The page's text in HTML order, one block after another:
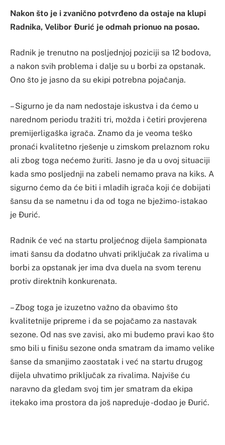
Nakon što je i zvanično potvrđeno da ostaje na klupi
Radnika, Velibor Đurić je odmah prionuo na posao.
Radnik je trenutno na posljednjoj poziciji sa 12 bodova,
a nakon svih problema i dalje su u borbi za opstanak.
Ono što je jasno da su ekipi potrebna pojačanja.
– Sigurno je da nam nedostaje iskustva i da ćemo u
narednom periodu tražiti tri, možda i četiri provjerena
premijerligaška igrača. Znamo da je veoma teško
pronaći kvalitetno rješenje u zimskom prelaznom roku
ali zbog toga nećemo žuriti. Jasno je da u ovoj situaciji
kada smo posljednji na zabeli nemamo prava na kiks. A
sigurno ćemo da će biti i mladih igrača koji će dobijati
šansu da se nametnu i da od toga ne bježimo- istakao
je Đurić.
Radnik će već na startu proljećnog dijela šampionata
imati šansu da dodatno uhvati priključak za rivalima u
borbi za opstanak jer ima dva duela na svom terenu
protiv direktnih konkurenata.
– Zbog toga je izuzetno važno da obavimo što
kvalitetnije pripreme i da se pojačamo za nastavak
sezone. Od nas sve zavisi, ako mi budemo pravi kao što
smo bili u finišu sezone onda smatram da imamo velike
šanse da smanjimo zaostatak i već na startu drugog
dijela uhvatimo priključak za rivalima. Najviše ću
naravno da gledam svoj tim jer smatram da ekipa
itekako ima prostora da još napreduje -dodao je Đurić.